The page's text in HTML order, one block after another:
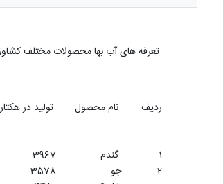
ردیف
3967 گندم
1
3578 جو
2